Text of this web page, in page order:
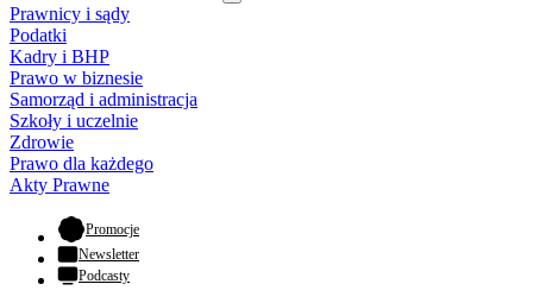
Prawnicy i sądy
Podatki
Kadry i BHP
Prawo w biznesie
Samorząd i administracja
Szkoły i uczelnie
Zdrowie
Prawo dla każdego
Akty Prawne
Promocje- otwiera się w nowej karcie
Newsletter
Podcasty